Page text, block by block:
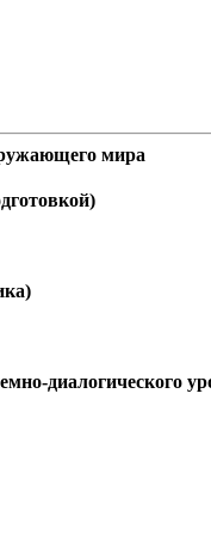
мира
диалогического